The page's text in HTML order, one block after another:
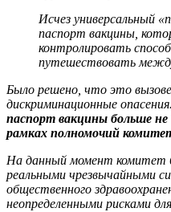
Исчез универсальный
паспорт вакцины,
контролировать
путешествовать
Было решено, что это
дискриминационные опасения.
паспорт вакцины больше
рамках полномочий
На данный момент комитет
реальными чрезвычайными
общественного
неопределенными рисками